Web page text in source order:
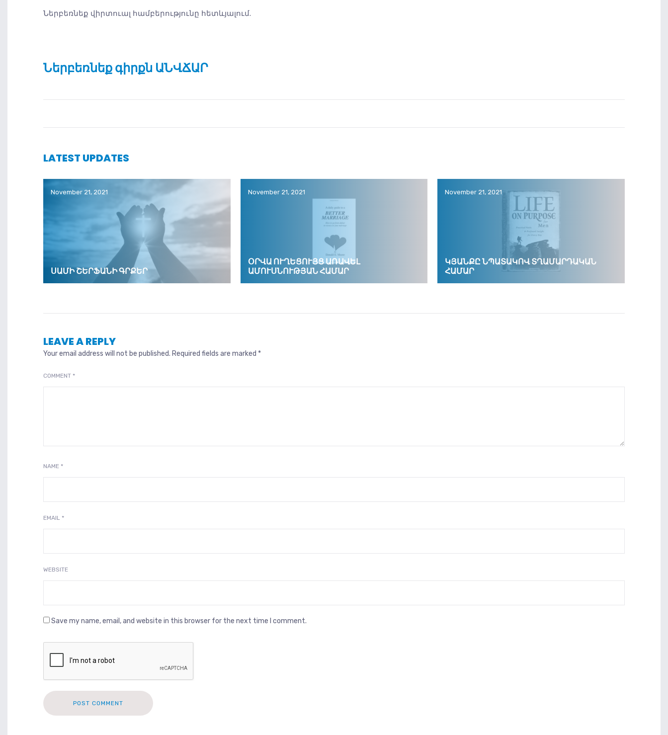
Ներբեռնեք վիրտուալ համբերությունը հետևյալում.
Ներբեռնեք գիրքն ԱՆՎՃԱՐ
LATEST UPDATES
November 21, 2021
ՍԱՄԻ ՇԵՐՖԱՆԻ ԳՐՔԵՐ
November 21, 2021
ՕՐՎԱ ՈՒՂԵՑՈՒՅՑ ԱՌԱՎԵԼ
ԱՄՈՒՍՆՈՒԹՅԱՆ ՀԱՄԱՐ
November 21, 2021
ԿՅԱՆՔԸ ՆՊԱՏԱԿՈՎ ՏՂԱՄԱՐԴԱԿԱՆ
ՀԱՄԱՐ
LEAVE A REPLY
Your email address will not be published. Required fields are marked *
COMMENT *
NAME *
EMAIL *
WEBSITE
Save my name, email, and website in this browser for the next time I comment.